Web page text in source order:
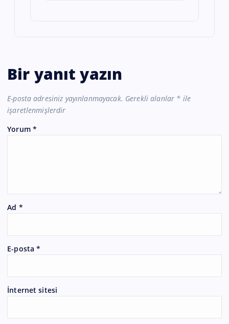
Bir yanıt yazın
E-posta adresiniz yayınlanmayacak. Gerekli alanlar * ile
işaretlenmişlerdir
Yorum *
Ad *
E-posta*
İnternet sitesi